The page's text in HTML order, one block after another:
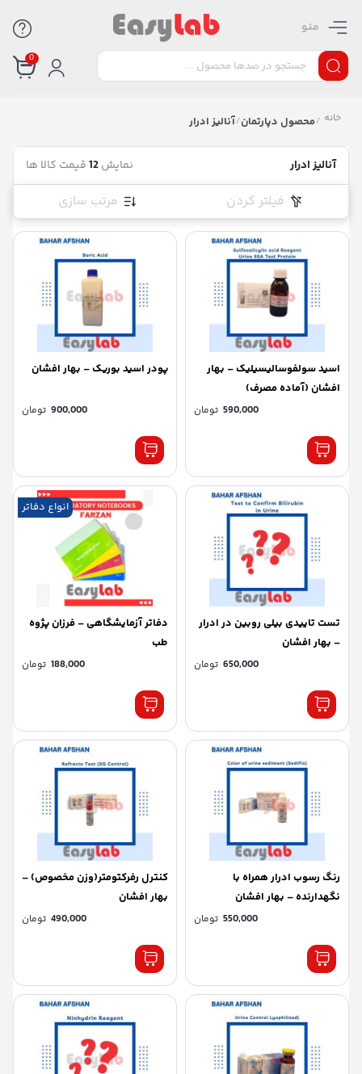
منو
0
خانه /محصول دپارتمان/آنالیز ادرار
آنالیز ادرار نمایش12قیمت کالا ها
فیلتر کردن مرتب سازی
اسید سولفوسالیسیلیک – بهار
افشان (آماده مصرف)
590,000 تومان
پودر اسید بوریک – بهار افشان
900,000 تومان
تست تاییدی بیلی روبین در ادرار
– بهار افشان
650,000 تومان
انواع دفاتر
دفاتر آزمایشگاهی – فرزان پژوه
طب
188,000 تومان
رنگ رسوب ادرار همراه با
نگهدارنده – بهار افشان
550,000 تومان
کنترل رفرکتومتر(وزن مخصوص) –
بهار افشان
490,000 تومان